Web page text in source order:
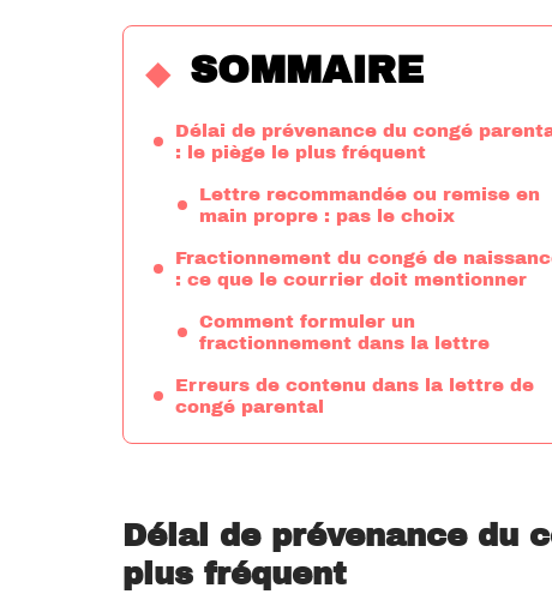
SOMMAIRE
Délai de prévenance du congé
: le piège le plus fréquent
Lettre recommandée ou remise en
main propre : pas le choix
Fractionnement du congé de
: ce que le courrier doit mentionner
Comment formuler un
fractionnement dans la lettre
Erreurs de contenu dans la lettre de
congé parental
Délai de prévenance du
plus fréquent